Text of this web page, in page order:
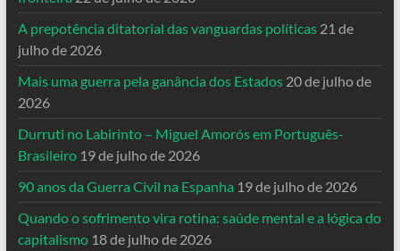
A prepotência ditatorial das vanguardas políticas 21 de
julho de 2026
Mais uma guerra pela ganância dos Estados 20 de julho de
2026
Durruti no Labirinto – Miguel Amorós em Português-
Brasileiro 19 de julho de 2026
90 anos da Guerra Civil na Espanha 19 de julho de 2026
Quando o sofrimento vira rotina: saúde mental e a lógica do
capitalismo 18 de julho de 2026